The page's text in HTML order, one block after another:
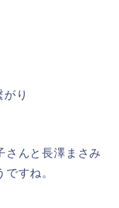
り
さんと長澤まさみ
すね。